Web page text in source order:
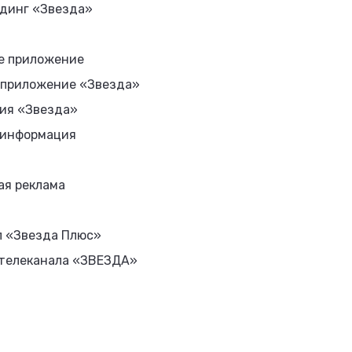
«Звезда»
приложение
«Звезда»
«Звезда»
реклама
«Звезда Плюс»
«ЗВЕЗДА»